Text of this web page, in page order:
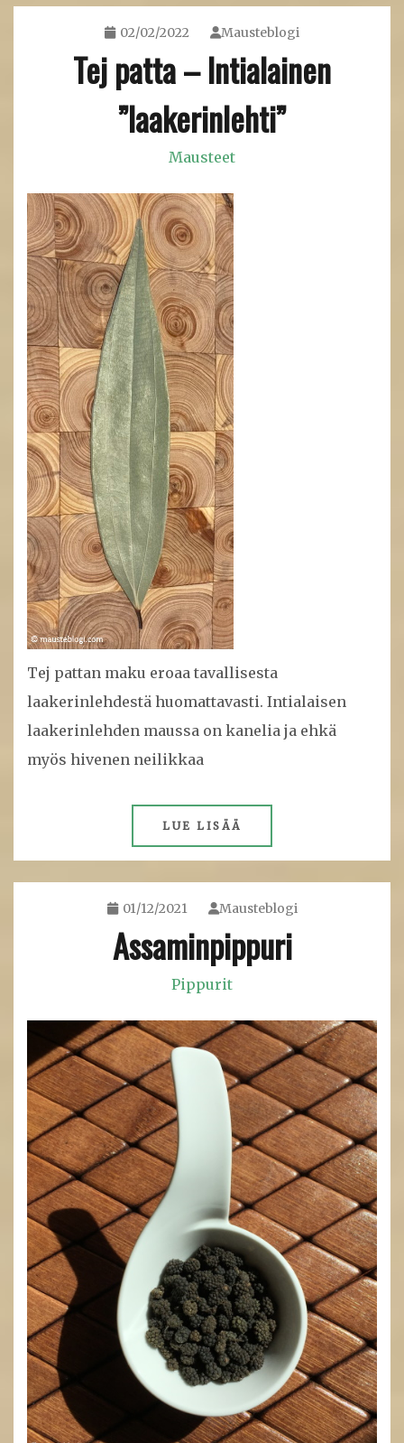
02/02/2022 Mausteblogi
Tej patta – Intialainen
”laakerinlehti”
Mausteet
Tej pattan maku eroaa tavallisesta
laakerinlehdestä huomattavasti. Intialaisen
laakerinlehden maussa on kanelia ja ehkä
myös hivenen neilikkaa
LUE LISÄÄ
01/12/2021 Mausteblogi
Assaminpippuri
Pippurit